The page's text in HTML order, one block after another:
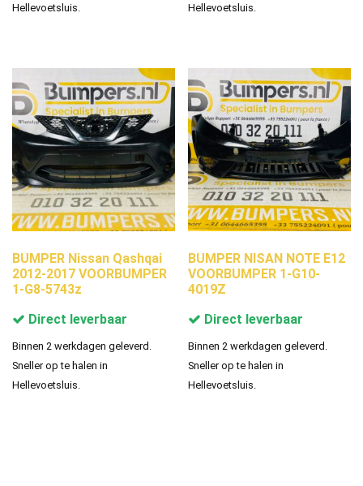
Hellevoetsluis.
Hellevoetsluis.
BUMPER Nissan Qashqai
2012-2017 VOORBUMPER
1-G8-5743z
Direct leverbaar
Binnen 2 werkdagen geleverd.
Sneller op te halen in
Hellevoetsluis.
BUMPER NISAN NOTE E12
VOORBUMPER 1-G10-
4019Z
Direct leverbaar
Binnen 2 werkdagen geleverd.
Sneller op te halen in
Hellevoetsluis.